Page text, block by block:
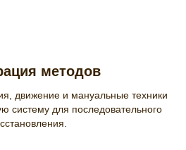
методов
движение и мануальные техники
систему для последовательного